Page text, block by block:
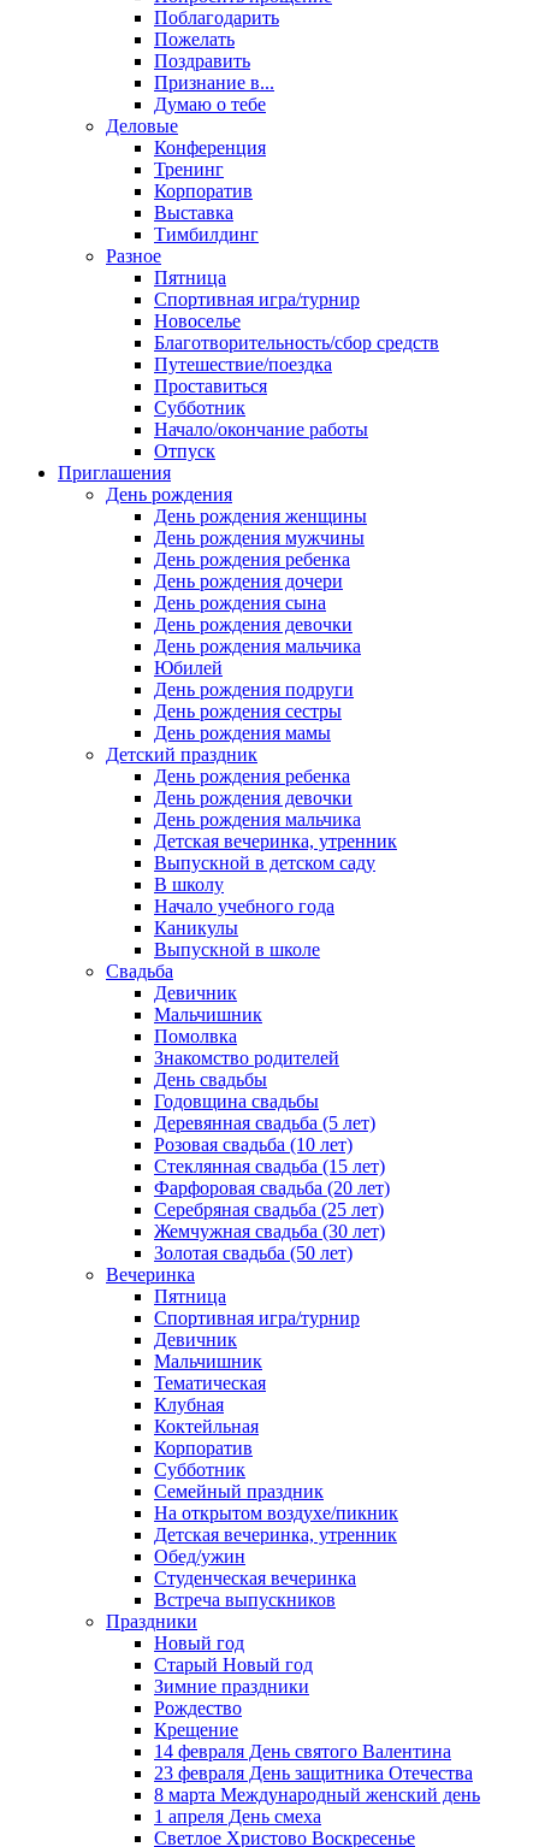
Поблагодарить
Пожелать
Поздравить
Признание в...
Думаю о тебе
Деловые
Конференция
Тренинг
Корпоратив
Выставка
Тимбилдинг
Разное
Пятница
Спортивная игра/турнир
Новоселье
Благотворительность/сбор средств
Путешествие/поездка
Проставиться
Субботник
Начало/окончание работы
Отпуск
Приглашения
День рождения
День рождения женщины
День рождения мужчины
День рождения ребенка
День рождения дочери
День рождения сына
День рождения девочки
День рождения мальчика
Юбилей
День рождения подруги
День рождения сестры
День рождения мамы
Детский праздник
День рождения ребенка
День рождения девочки
День рождения мальчика
Детская вечеринка, утренник
Выпускной в детском саду
В школу
Начало учебного года
Каникулы
Выпускной в школе
Свадьба
Девичник
Мальчишник
Помолвка
Знакомство родителей
День свадьбы
Годовщина свадьбы
Деревянная свадьба (5 лет)
Розовая свадьба (10 лет)
Стеклянная свадьба (15 лет)
Фарфоровая свадьба (20 лет)
Серебряная свадьба (25 лет)
Жемчужная свадьба (30 лет)
Золотая свадьба (50 лет)
Вечеринка
Пятница
Спортивная игра/турнир
Девичник
Мальчишник
Тематическая
Клубная
Коктейльная
Корпоратив
Субботник
Семейный праздник
На открытом воздухе/пикник
Детская вечеринка, утренник
Обед/ужин
Студенческая вечеринка
Встреча выпускников
Праздники
Новый год
Старый Новый год
Зимние праздники
Рождество
Крещение
14 февраля День святого Валентина
23 февраля День защитника Отечества
8 марта Международный женский день
1 апреля День смеха
Светлое Христово Воскресенье